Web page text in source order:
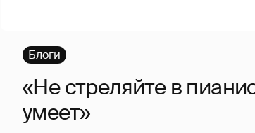
Блоги
«Не стреляйте в
умеет»